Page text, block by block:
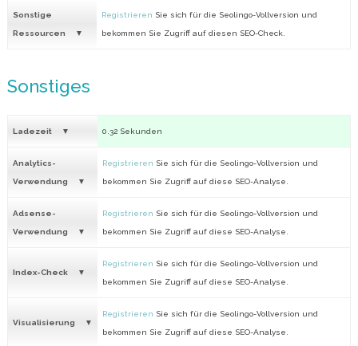
Sonstige
Ressourcen
Registrieren Sie sich für die Seolingo-Vollversion und
bekommen Sie Zugriff auf diesen SEO-Check.
Sonstiges
Ladezeit 0.32 Sekunden
Analytics-
Verwendung
Registrieren Sie sich für die Seolingo-Vollversion und
bekommen Sie Zugriff auf diese SEO-Analyse.
Adsense-
Verwendung
Registrieren Sie sich für die Seolingo-Vollversion und
bekommen Sie Zugriff auf diese SEO-Analyse.
Index-Check
Registrieren Sie sich für die Seolingo-Vollversion und
bekommen Sie Zugriff auf diese SEO-Analyse.
Visualisierung
Registrieren Sie sich für die Seolingo-Vollversion und
bekommen Sie Zugriff auf diese SEO-Analyse.